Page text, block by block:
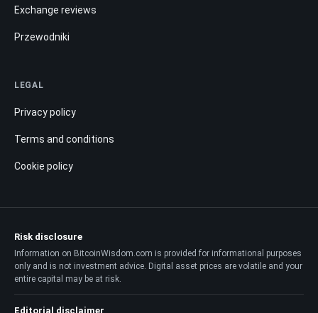
Exchange reviews
Przewodniki
LEGAL
Privacy policy
Terms and conditions
Cookie policy
Risk disclosure
Information on BitcoinWisdom.com is provided for informational purposes
only and is not investment advice. Digital asset prices are volatile and your
entire capital may be at risk.
Editorial disclaimer